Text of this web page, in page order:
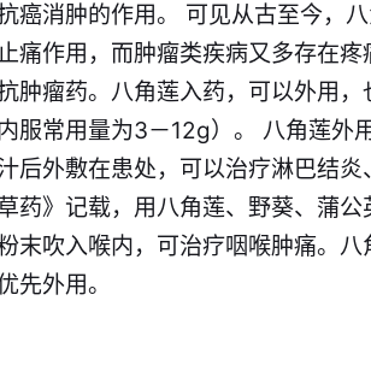
癌消肿的作用。 可见从古至今，
痛作用，而肿瘤类疾病又多存在
肿瘤药。八角莲入药，可以外用
服常用量为3－12g）。 八角莲外
后外敷在患处，可以治疗淋巴结
药》记载，用八角莲、野葵、蒲
末吹入喉内，可治疗咽喉肿痛。
先外用。